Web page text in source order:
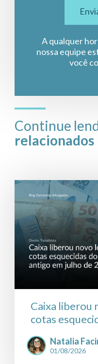
A qualquer
nossa equipe
você
Continue
relacionados
Caixa liberou
cotas
Natalia
01/08/2026